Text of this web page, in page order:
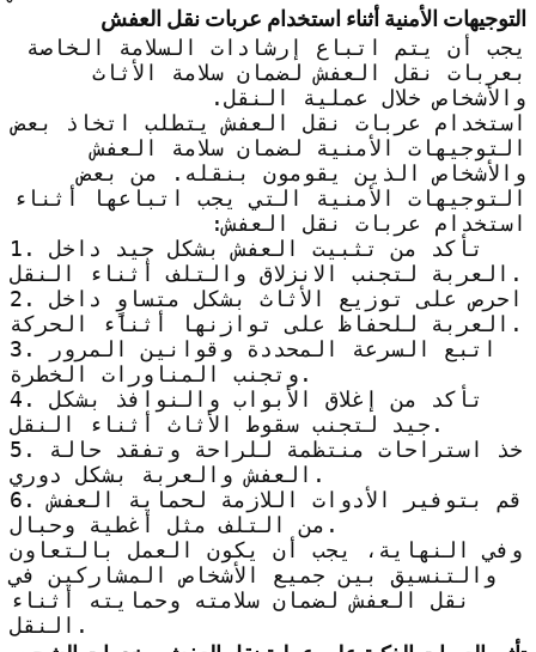
التوجيهات الأمنية أثناء استخدام عربات نقل العفش
يجب أن يتم اتباع إرشادات السلامة الخاصة
بعربات نقل العفش لضمان سلامة الأثاث
والأشخاص خلال عملية النقل.
استخدام عربات نقل العفش يتطلب اتخاذ بعض
التوجيهات الأمنية لضمان سلامة العفش
والأشخاص الذين يقومون بنقله. من بعض
التوجيهات الأمنية التي يجب اتباعها أثناء
استخدام عربات نقل العفش:
1. تأكد من تثبيت العفش بشكل جيد داخل
العربة لتجنب الانزلاق والتلف أثناء النقل.
2. احرص على توزيع الأثاث بشكل متساوٍ داخل
العربة للحفاظ على توازنها أثناء الحركة.
3. اتبع السرعة المحددة وقوانين المرور
وتجنب المناورات الخطرة.
4. تأكد من إغلاق الأبواب والنوافذ بشكل
جيد لتجنب سقوط الأثاث أثناء النقل.
5. خذ استراحات منتظمة للراحة وتفقد حالة
العفش والعربة بشكل دوري.
6. قم بتوفير الأدوات اللازمة لحماية العفش
من التلف مثل أغطية وحبال.
وفي النهاية، يجب أن يكون العمل بالتعاون
والتنسيق بين جميع الأشخاص المشاركين في
نقل العفش لضمان سلامته وحمايته أثناء
النقل.